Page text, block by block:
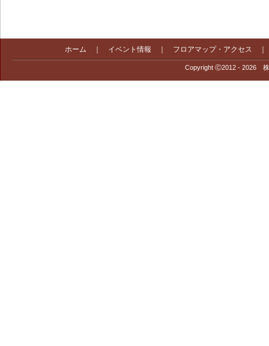
ホーム イベント情報 フロアマップ・アクセス
Copyright Ⓒ2012 - 2026 株